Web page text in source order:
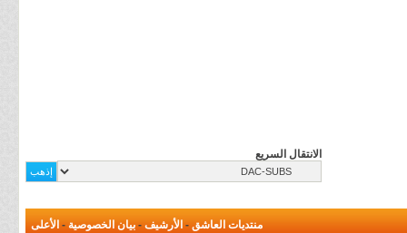
الانتقال السريع
منتديات العاشق - الأرشيف - بيان الخصوصية - الأعلى